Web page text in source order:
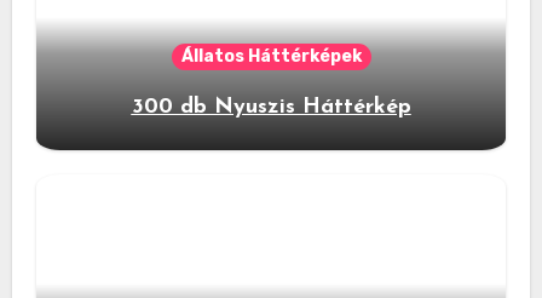
Állatos Háttérképek
300 db Nyuszis Háttérkép